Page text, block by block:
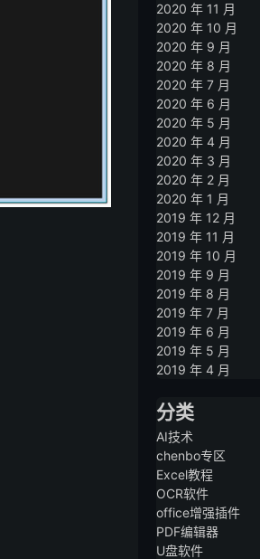
2020 年 11 月
2020 年 10 月
2020 年 9 月
2020 年 8 月
2020 年 7 月
2020 年 6 月
2020 年 5 月
2020 年 4 月
2020 年 3 月
2020 年 2 月
2020 年 1 月
2019 年 12 月
2019 年 11 月
2019 年 10 月
2019 年 9 月
2019 年 8 月
2019 年 7 月
2019 年 6 月
2019 年 5 月
2019 年 4 月
分类
AI技术
chenbo专区
Excel教程
OCR软件
office增强插件
PDF编辑器
U盘软件